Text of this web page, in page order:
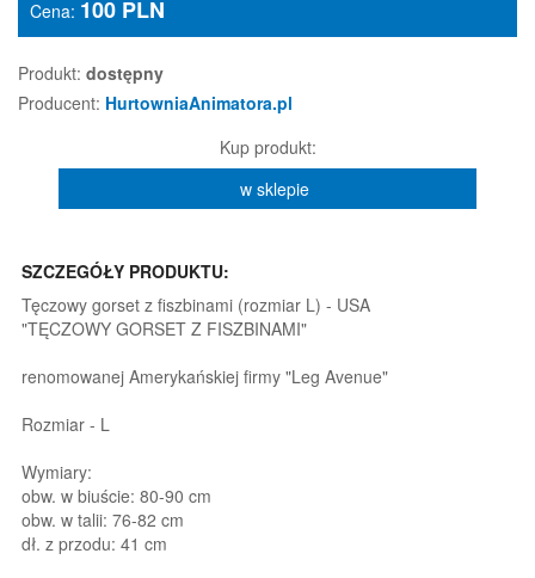
Cena: 100 PLN
Produkt: dostępny
Producent: HurtowniaAnimatora.pl
Kup produkt:
w sklepie
SZCZEGÓŁY PRODUKTU:
Tęczowy gorset z fiszbinami (rozmiar L) - USA
"TĘCZOWY GORSET Z FISZBINAMI"
renomowanej Amerykańskiej firmy "Leg Avenue"
Rozmiar - L
Wymiary:
obw. w biuście: 80-90 cm
obw. w talii: 76-82 cm
dł. z przodu: 41 cm